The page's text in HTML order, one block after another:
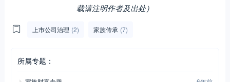
载请注明作者及出处）
上市公司治理 (2) 家族传承 (7)
所属专题：